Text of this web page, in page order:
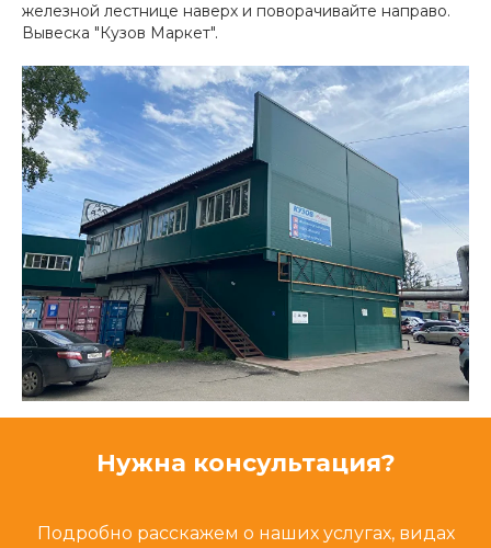
железной лестнице наверх и поворачивайте направо.
Вывеска "Кузов Маркет".
Нужна консультация?
Подробно расскажем о наших услугах, видах